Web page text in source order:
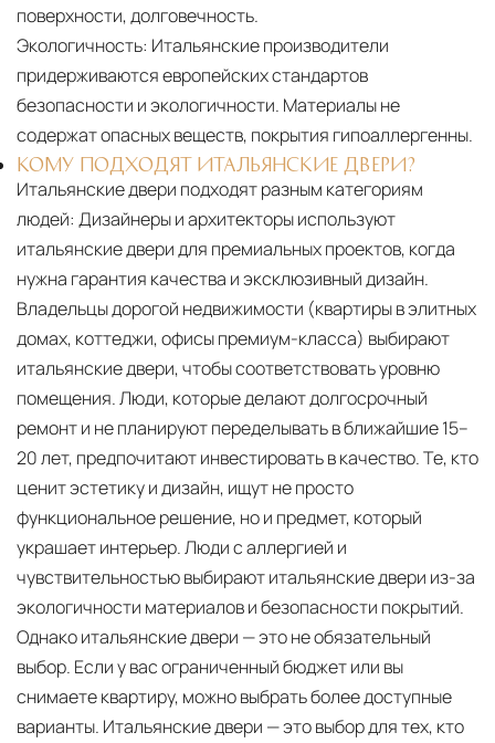
поверхности, долговечность.
Экологичность: Итальянские производители
придерживаются европейских стандартов
безопасности и экологичности. Материалы не
содержат опасных веществ, покрытия гипоаллергенны.
КОМУ ПОДХОДЯТ ИТАЛЬЯНСКИЕ ДВЕРИ?
Итальянские двери подходят разным категориям
людей: Дизайнеры и архитекторы используют
итальянские двери для премиальных проектов, когда
нужна гарантия качества и эксклюзивный дизайн.
Владельцы дорогой недвижимости (квартиры в элитных
домах, коттеджи, офисы премиум-класса) выбирают
итальянские двери, чтобы соответствовать уровню
помещения. Люди, которые делают долгосрочный
ремонт и не планируют переделывать в ближайшие 15–
20 лет, предпочитают инвестировать в качество. Те, кто
ценит эстетику и дизайн, ищут не просто
функциональное решение, но и предмет, который
украшает интерьер. Люди с аллергией и
чувствительностью выбирают итальянские двери из-за
экологичности материалов и безопасности покрытий.
Однако итальянские двери — это не обязательный
выбор. Если у вас ограниченный бюджет или вы
снимаете квартиру, можно выбрать более доступные
варианты. Итальянские двери — это выбор для тех, кто